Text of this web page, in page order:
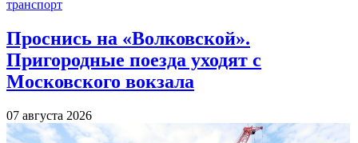
транспорт
Проснись на «Волковской».
Пригородные поезда уходят с
Московского вокзала
07 августа 2026